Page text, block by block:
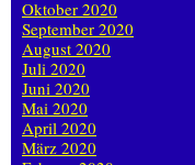
Oktober 2020
September 2020
August 2020
Juli 2020
Juni 2020
Mai 2020
April 2020
März 2020